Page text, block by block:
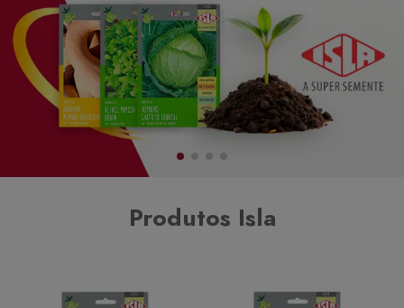
Produtos Isla